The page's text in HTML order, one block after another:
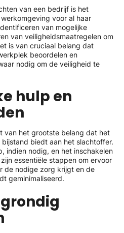
van een bedrijf is het
voor al haar
van mogelijke
van veiligheidsmaatregelen om
is van cruciaal belang dat
beoordelen en
nodig om de veiligheid te
hulp en
van het grootste belang dat het
biedt aan het slachtoffer.
indien nodig, en het inschakelen
essentiële stappen om ervoor
de nodige zorg krijgt en de
geminimaliseerd.